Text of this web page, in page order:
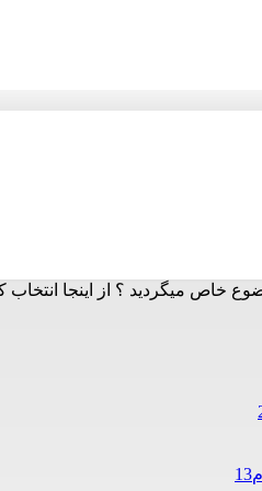
خاص میگردید ؟ از اینجا انتخاب
13